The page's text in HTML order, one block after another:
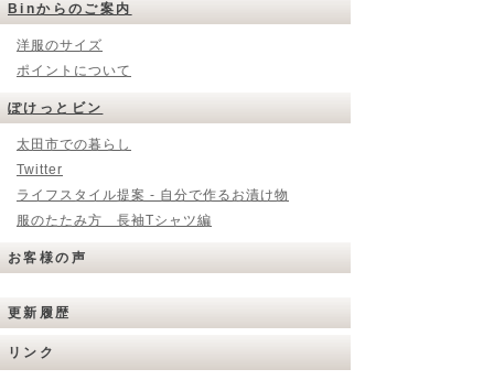
Binからのご案内
洋服のサイズ
ポイントについて
ぽけっとビン
太田市での暮らし
Twitter
ライフスタイル提案 - 自分で作るお漬け物
服のたたみ方 長袖Tシャツ編
お客様の声
更新履歴
リンク